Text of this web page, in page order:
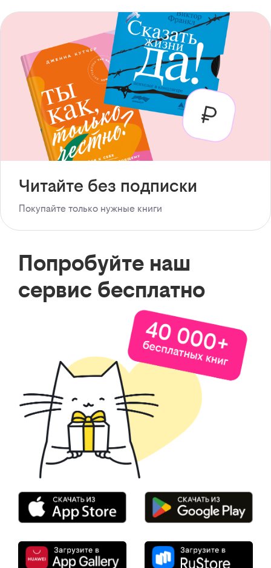
Читайте без подписки
Покупайте только нужные книги
Попробуйте наш
сервис бесплатно